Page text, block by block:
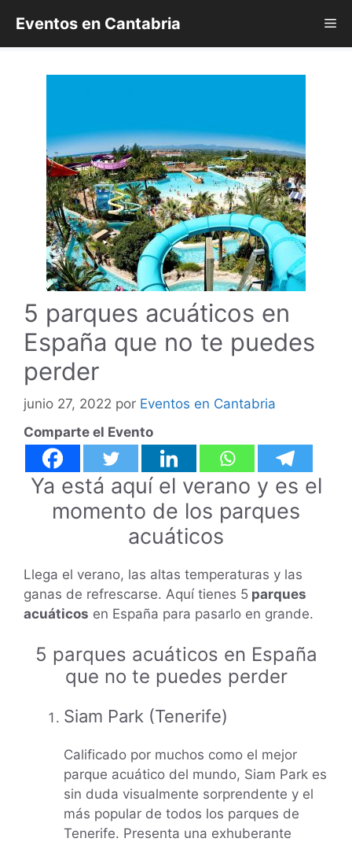
contenido
Eventos en Cantabria
5 parques acuáticos en
España que no te puedes
perder
junio 27, 2022 por Eventos en Cantabria
Comparte el Evento
Ya está aquí el verano y es el
momento de los parques
acuáticos
Llega el verano, las altas temperaturas y las
ganas de refrescarse. Aquí tienes 5 parques
acuáticos en España para pasarlo en grande.
5 parques acuáticos en España
que no te puedes perder
Siam Park (Tenerife)
Calificado por muchos como el mejor
parque acuático del mundo, Siam Park es
sin duda visualmente sorprendente y el
más popular de todos los parques de
Tenerife. Presenta una exhuberante